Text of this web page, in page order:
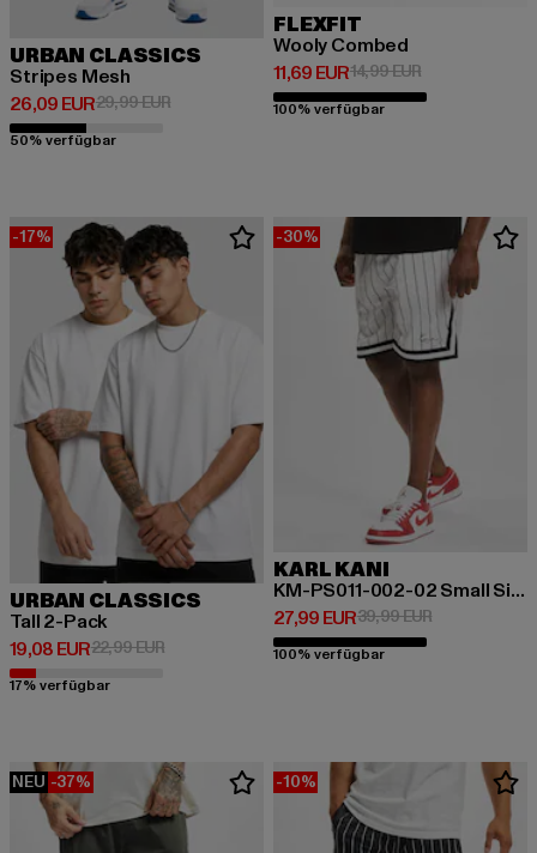
URBAN CLASSICS
Stripes Mesh
26,09 EUR
Derzeitiger Preis: 26,09 EUR
29,99 EURAktionspreis: 29,99 EUR
50% verfügbar
FLEXFIT
Wooly Combed
11,69 EUR
Derzeitiger Preis: 11,69 EUR
14,99 EURAktionspreis:
100% verfügbar
-17%
URBAN CLASSICS
Tall 2-Pack
19,08 EUR
Derzeitiger Preis: 19,08 EUR
22,99 EURAktionspreis: 22,99 EUR
17% verfügbar
-30%
KARL KANI
KM-PS011-002-02 Small Signature Pinstripe Mesh Shorts
27,99 EUR
Derzeitiger Preis: 27,99 EUR
39,99 EURAktionspreis:
100% verfügbar
NEU -37% -10%